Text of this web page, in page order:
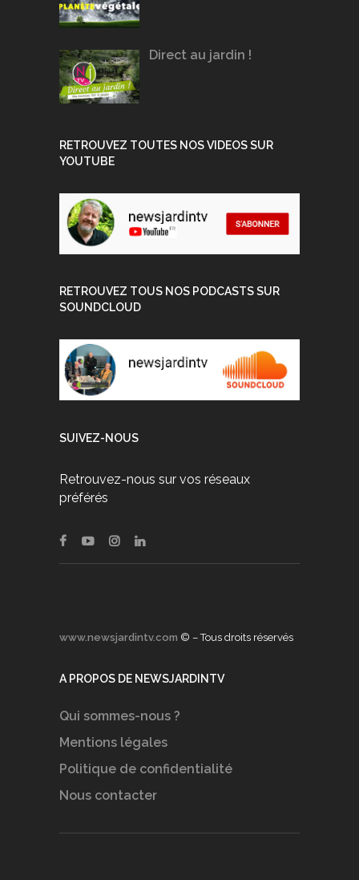
Direct au jardin !
RETROUVEZ TOUTES NOS VIDEOS SUR
YOUTUBE
RETROUVEZ TOUS NOS PODCASTS SUR
SOUNDCLOUD
SUIVEZ-NOUS
Retrouvez-nous sur vos réseaux
préférés
www.newsjardintv.com © – Tous droits réservés
A PROPOS DE NEWSJARDINTV
Qui sommes-nous ?
Mentions légales
Politique de confidentialité
Nous contacter